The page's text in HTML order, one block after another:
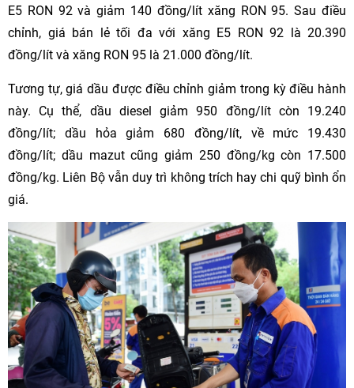
E5 RON 92 và giảm 140 đồng/lít xăng RON 95. Sau điều
chỉnh, giá bán lẻ tối đa với xăng E5 RON 92 là 20.390
đồng/lít và xăng RON 95 là 21.000 đồng/lít.
Tương tự, giá dầu được điều chỉnh giảm trong kỳ điều hành
này. Cụ thể, dầu diesel giảm 950 đồng/lít còn 19.240
đồng/lít; dầu hỏa giảm 680 đồng/lít, về mức 19.430
đồng/lít; dầu mazut cũng giảm 250 đồng/kg còn 17.500
đồng/kg. Liên Bộ vẫn duy trì không trích hay chi quỹ bình ổn
giá.